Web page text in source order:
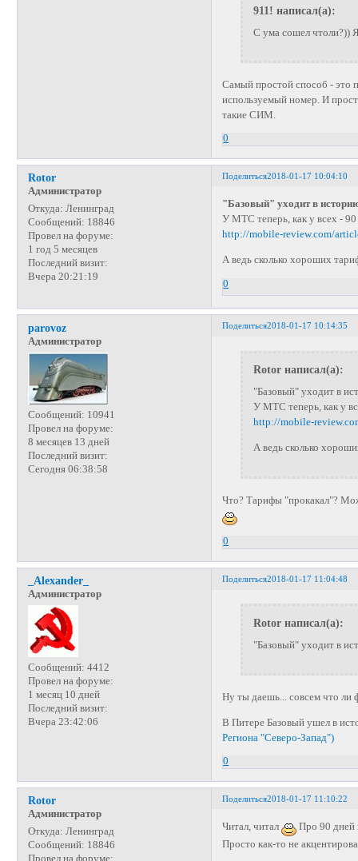
911! написал(а):
С ума сошел чтоли?))
Самый простой способ - это
используемый номер. И
такие СИМ.
0
Поделиться2018-01-17 10:04:10
Rotor
Администратор
Откуда: Ленинград
Сообщений: 18846
Провел на форуме:
1 год 5 месяцев
Последний визит:
Вчера 20:21:19
"Базовый" уходит в
У МТС теперь, как у всех -
http://mobile-review.com/
А ведь сколько хороших
0
Поделиться2018-01-17 10:14:35
parovoz
Администратор
Сообщений: 10941
Провел на форуме:
8 месяцев 13 дней
Последний визит:
Сегодня 06:38:58
Rotor написал(а):
"Базовый" уходит в
У МТС теперь, как у
http://mobile-
А ведь сколько
Что? Тарифы "прокакал"?
0
Поделиться2018-01-17 11:04:48
_Alexander_
Администратор
Сообщений: 4412
Провел на форуме:
1 месяц 10 дней
Последний визит:
Вчера 23:42:06
Rotor написал(а):
"Базовый" уходит в
Ну ты даешь... совсем что ли
В Питере Базовый ушел в
Региона "Северо-Запад")
0
Поделиться2018-01-17 11:10:22
Rotor
Администратор
Откуда: Ленинград
Сообщений: 18846
Читал, читал
Про 90
Просто как-то не